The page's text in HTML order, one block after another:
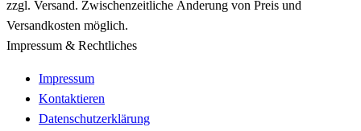
zzgl. Versand. Zwischenzeitliche Änderung von Preis und
Versandkosten möglich.
Impressum & Rechtliches
Impressum
Kontaktieren
Datenschutzerklärung